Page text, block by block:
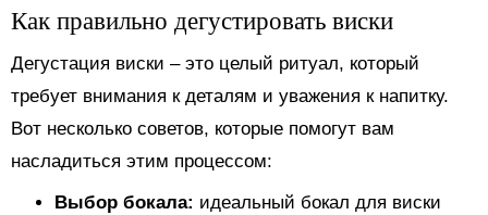
Как правильно дегустировать виски
Дегустация виски – это целый ритуал, который
требует внимания к деталям и уважения к напитку.
Вот несколько советов, которые помогут вам
насладиться этим процессом:
Выбор бокала: идеальный бокал для виски